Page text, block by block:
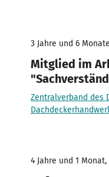
3 Jahre und 6
Mitglied im
Zentralverband des
4 Jahre und 1 Monat,